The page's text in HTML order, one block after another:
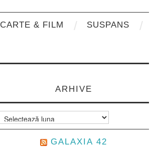
CARTE & FILM SUSPANS
ARHIVE
Arhive
GALAXIA 42